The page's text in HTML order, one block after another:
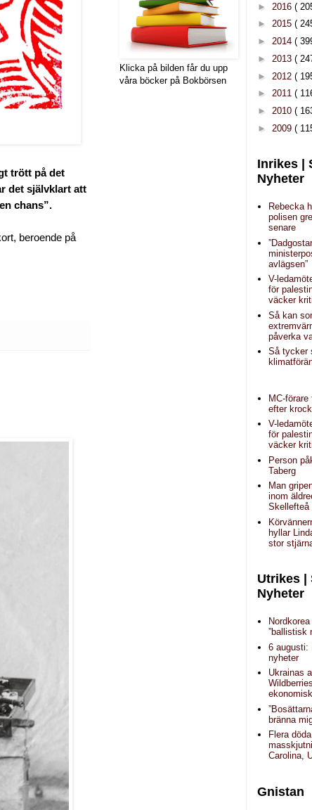
trött på det
det självklart att
chans”.
beroende på
Klicka på bilden får du upp
våra böcker på Bokbörsen
► 2016 (
► 2015 (
► 2014 (
► 2013 (
► 2012 (
► 2011 (
► 2010 (
► 2009 (
Inrikes |
Nyheter
Rebecka
polisen
senare
avlägsen”
V-
för
väcker
Så kan
påverka
Så tycker
MC-
efter
V-
för
väcker
Person
Taberg
Man
inom
Skellefteå
hyllar
stor
Utrikes |
Nyheter
”ballistisk
6 augusti:
nyheter
Ukrainas
bränna
Flera
Carolina,
Gnistan